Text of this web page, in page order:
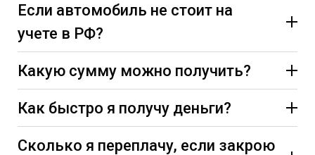
Если автомобиль не стоит на
учете в РФ?
Какую сумму можно получить?
Как быстро я получу деньги?
Сколько я переплачу, если закрою